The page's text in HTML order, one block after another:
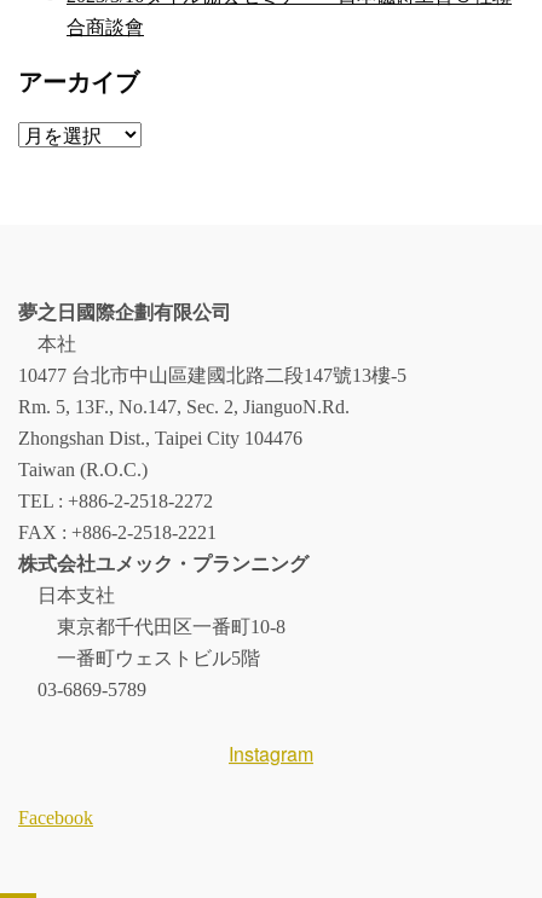
合商談會
アーカイブ
ア
夢之日國際企劃有限公司
本社
10477 台北市中山區建國北路二段147號13樓-5
Rm. 5, 13F., No.147, Sec. 2, JianguoN.Rd.
Zhongshan Dist., Taipei City 104476
Taiwan (R.O.C.)
TEL : +886-2-2518-2272
FAX : +886-2-2518-2221
株式会社ユメック・プランニング
日本支社
東京都千代田区一番町10-8
一番町ウェストビル5階
03-6869-5789
Instagram
Facebook